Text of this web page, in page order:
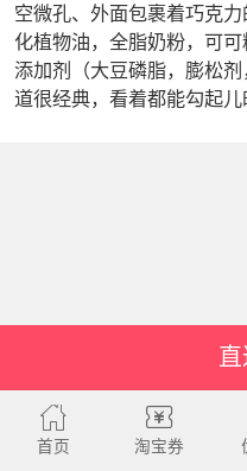
空微孔、外面包裹着巧克
化植物油，全脂奶粉，可
添加剂（大豆磷脂，膨松
道很经典，看着都能勾起儿
首页 淘宝券